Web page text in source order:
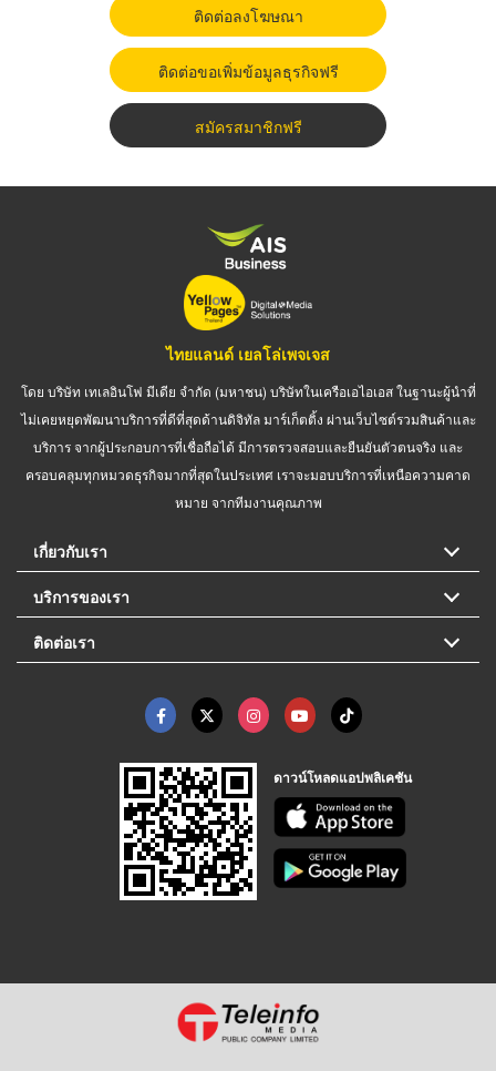
ติดต่อลงโฆษณา
ติดต่อขอเพิ่มข้อมูลธุรกิจฟรี
สมัครสมาชิกฟรี
ไทยแลนด์ เยลโล่เพจเจส
โดย บริษัท เทเลอินโฟ มีเดีย จำกัด (มหาชน) บริษัทในเครือเอไอเอส ในฐานะผู้นำที่
ไม่เคยหยุดพัฒนาบริการที่ดีที่สุดด้านดิจิทัล มาร์เก็ตติ้ง ผ่านเว็บไซต์รวมสินค้าและ
บริการ จากผู้ประกอบการที่เชื่อถือได้ มีการตรวจสอบและยืนยันตัวตนจริง และ
ครอบคลุมทุกหมวดธุรกิจมากที่สุดในประเทศ เราจะมอบบริการที่เหนือความคาด
หมาย จากทีมงานคุณภาพ
เกี่ยวกับเรา
บริการของเรา
ติดต่อเรา
ดาวน์โหลดแอปพลิเคชัน